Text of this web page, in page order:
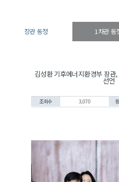
장관 동정 1차관 동
김성환 기후에너지환경부 장
선언
조회수 3,070